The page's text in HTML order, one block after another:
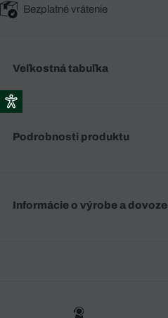
Bezplatné vrátenie
Veľkostná tabuľka
Podrobnosti produktu
Informácie o výrobe a dovoze